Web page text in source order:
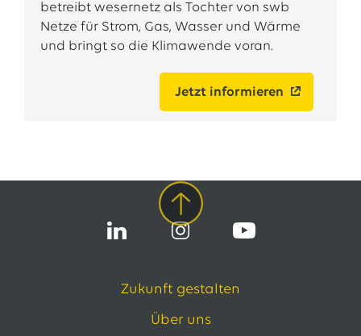
betreibt wesernetz als Tochter von swb
Netze für Strom, Gas, Wasser und Wärme
und bringt so die Klimawende voran.
Jetzt informieren
Zukunft gestalten
Über uns